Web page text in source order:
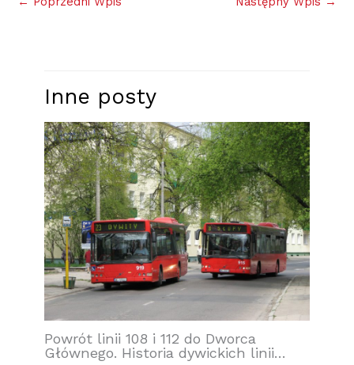
Inne posty
Powrót linii 108 i 112 do Dworca
Głównego. Historia dywickich linii…